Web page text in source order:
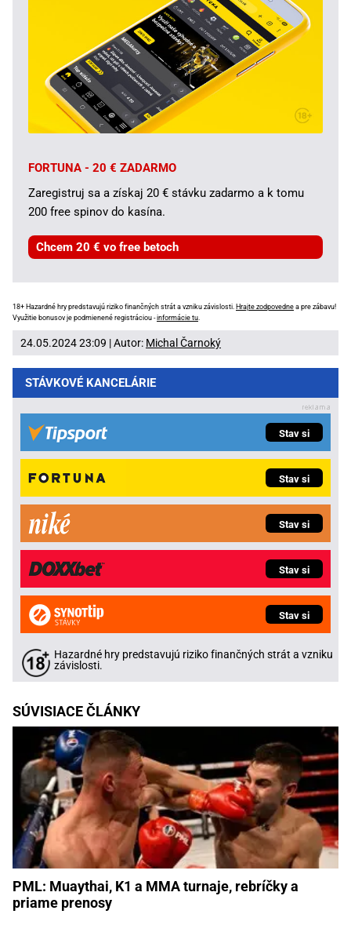
FORTUNA - 20 € ZADARMO
Zaregistruj sa a získaj 20 € stávku zadarmo a k tomu
200 free spinov do kasína.
Chcem 20 € vo free betoch
18+ Hazardné hry predstavujú riziko finančných strát a vzniku závislosti. Hrajte zodpovedne a pre zábavu!
Využitie bonusov je podmienené registráciou -informácie tu.
24.05.2024 23:09 | Autor: Michal Čarnoký
STÁVKOVÉ KANCELÁRIE
Stav si
Stav si
Stav si
Stav si
Stav si
Hazardné hry predstavujú riziko finančných strát a vzniku
závislosti.
SÚVISIACE ČLÁNKY
PML: Muaythai, K1 a MMA turnaje, rebríčky a
priame prenosy